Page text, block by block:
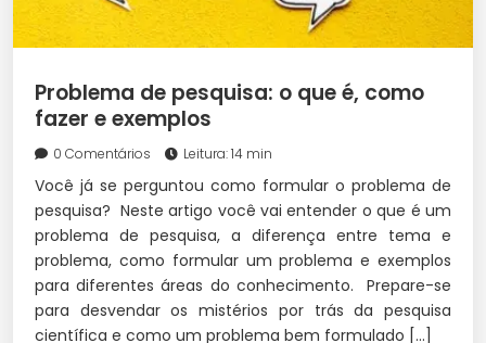
Problema de pesquisa: o que é, como
fazer e exemplos
0 Comentários Leitura: 14 min
Você já se perguntou como formular o problema de
pesquisa? Neste artigo você vai entender o que é um
problema de pesquisa, a diferença entre tema e
problema, como formular um problema e exemplos
para diferentes áreas do conhecimento. Prepare-se
para desvendar os mistérios por trás da pesquisa
científica e como um problema bem formulado […]